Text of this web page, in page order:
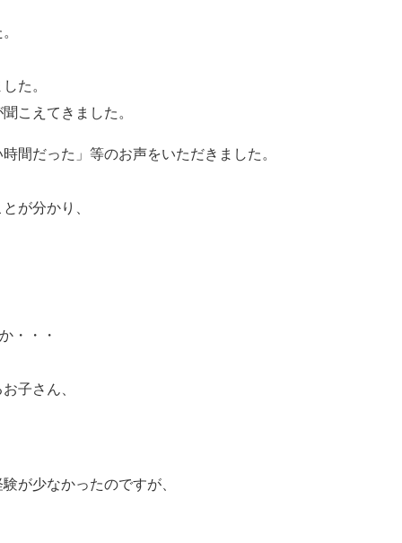
た。
こえてきました。
間だった」等のお声をいただきました。
が分かり、
・・・
子さん、
が少なかったのですが、